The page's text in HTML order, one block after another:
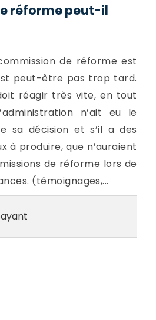
réforme peut-il
de réforme est
peut-être pas trop tard.
réagir très vite, en tout
n’ait eu le
sa décision et s’il a des
à produire, que n’auraient
de réforme lors de
(témoignages,...